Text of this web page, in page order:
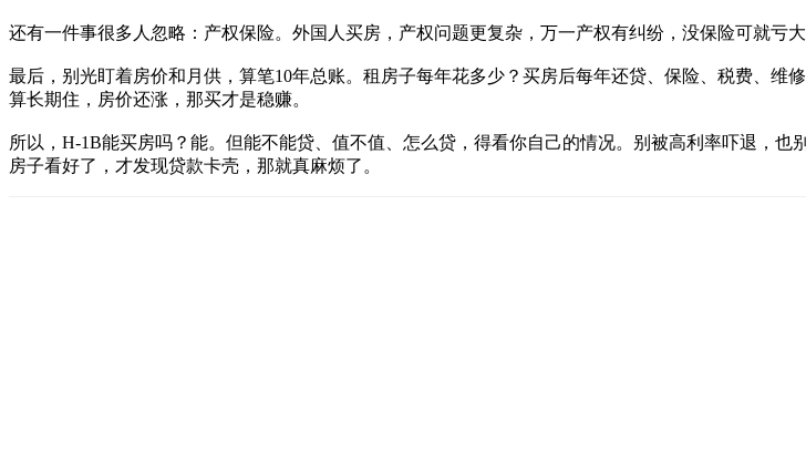
还有一件事很多人忽略：产权保险。外国人买房，产权问题更复杂，万一产权有纠纷，没保险可就亏
最后，别光盯着房价和月供，算笔10年总账。租房子每年花多少？买房后每年还贷、保险、税费、
算长期住，房价还涨，那买才是稳赚。
所以，H-1B能买房吗？能。但能不能贷、值不值、怎么贷，得看你自己的情况。别被高利率吓退，
房子看好了，才发现贷款卡壳，那就真麻烦了。